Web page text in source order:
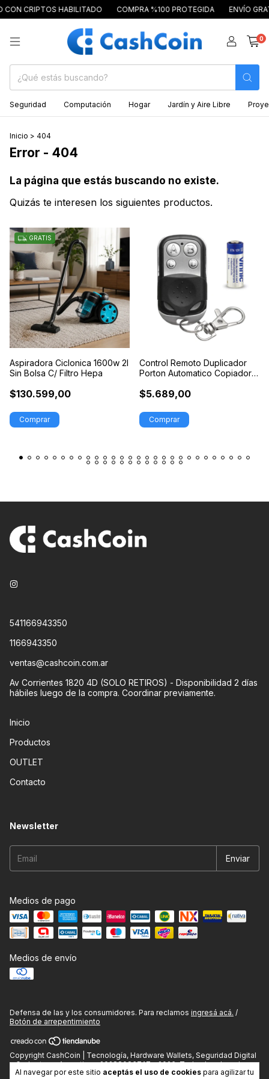
CRIPTOS HABILITADO COMPRA %100 PROTEGIDA ENVÍO
0
Seguridad Computación Hogar Jardín y Aire Libre
Al navegar por este sitio aceptás el uso de cookies para agilizar tu
Inicio > 404
Error - 404
La página que estás buscando no existe.
Quizás te interesen los siguientes productos.
GRATIS
Aspiradora Ciclonica 1600w 2l
Sin Bolsa C/ Filtro Hepa
$130.599,00
Control Remoto Duplicador
Porton Automatico Copiador
$5.689,00
Comprar
541166943350
1166943350
ventas@cashcoin.com.ar
Av Corrientes 1820 4D (SOLO RETIROS) - Disponibilidad 2 días
hábiles luego de la compra. Coordinar previamente.
Inicio
Productos
OUTLET
Contacto
Newsletter
Medios de pago
Medios de envío
Defensa de las y los consumidores. Para reclamos ingresá acá. /
Botón de arrepentimiento
Copyright CashCoin | Tecnología, Hardware Wallets, Seguridad Digital
y Gadgets en Argentina - 20288083747 - 2026. Todos los derechos
reservados.